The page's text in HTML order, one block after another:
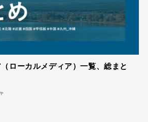
ローカルメディア）一覧、総まと